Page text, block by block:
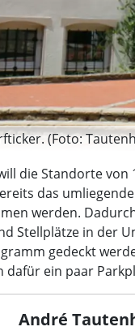
(Foto:
die Standorte von
das
werden.
Stellplätze in der
gedeckt
dafür ein paar
André